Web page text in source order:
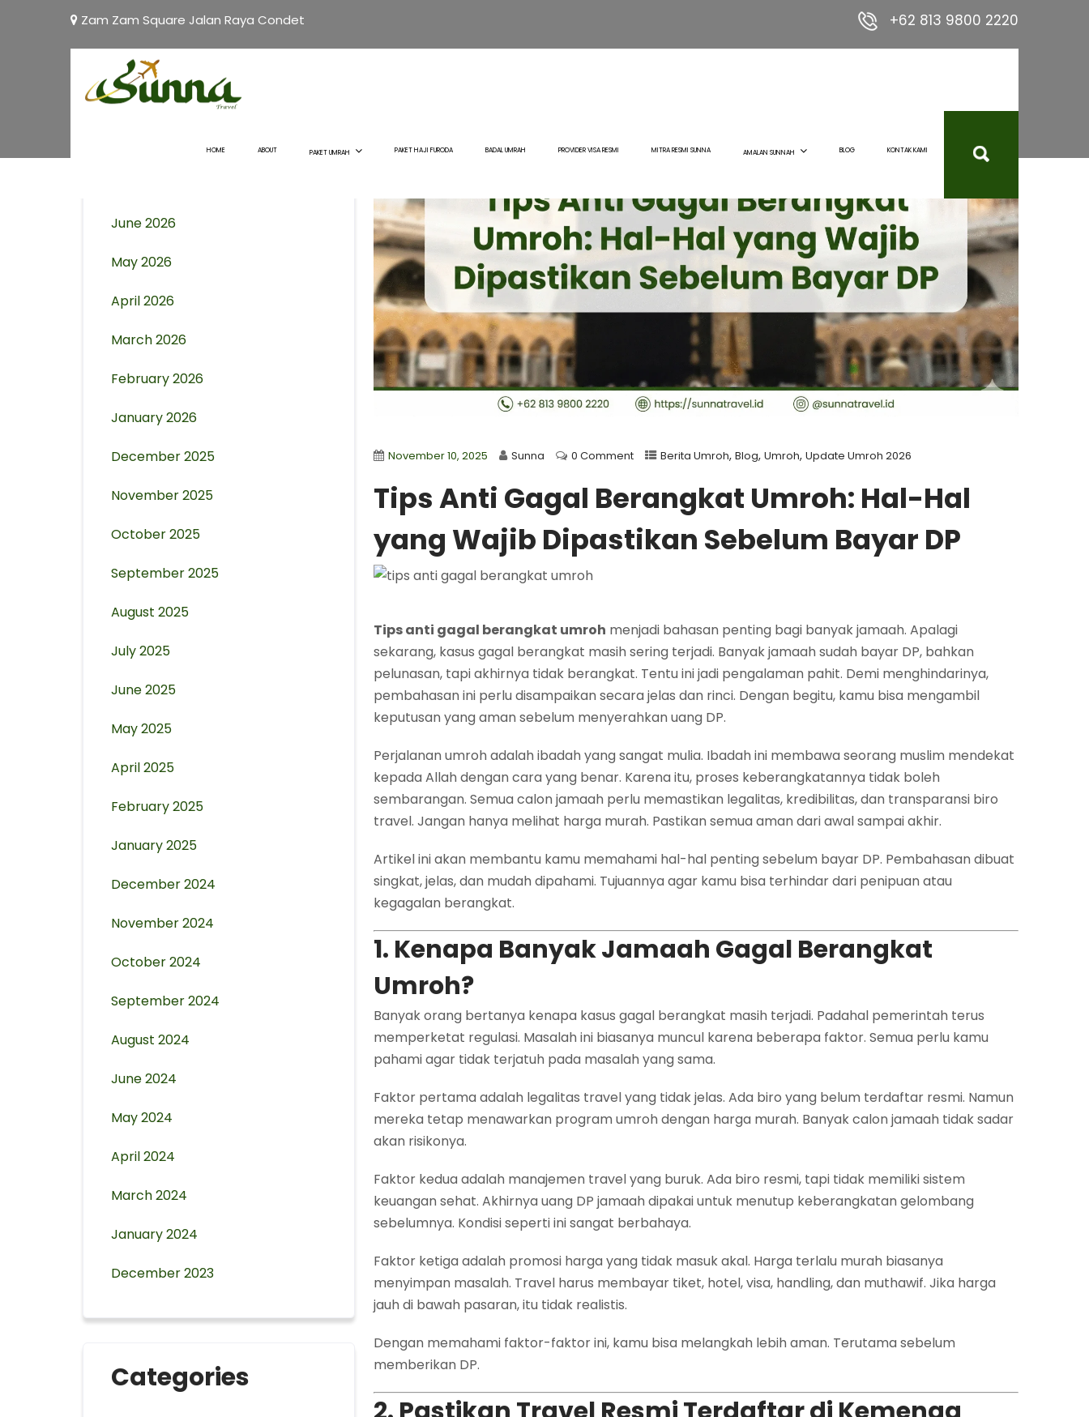
Zam Zam Square Jalan Raya Condet +62 813 9800 2220
HOME ABOUT PAKET UMRAH PAKET HAJI FURODA BADAL UMRAH PROVIDER VISA RESMI MITRA RESMI SUNNA AMALAN SUNNAH BLOG KONTAK KAMI
November 10, 2025 Sunna 0 Comment Berita Umroh,Blog,Umroh,Update Umroh 2026
Tips Anti Gagal Berangkat Umroh: Hal-Hal
yang Wajib Dipastikan Sebelum Bayar DP
Tips anti gagal berangkat umroh menjadi bahasan penting bagi banyak jamaah. Apalagi
sekarang, kasus gagal berangkat masih sering terjadi. Banyak jamaah sudah bayar DP, bahkan
pelunasan, tapi akhirnya tidak berangkat. Tentu ini jadi pengalaman pahit. Demi menghindarinya,
pembahasan ini perlu disampaikan secara jelas dan rinci. Dengan begitu, kamu bisa mengambil
keputusan yang aman sebelum menyerahkan uang DP.
Perjalanan umroh adalah ibadah yang sangat mulia. Ibadah ini membawa seorang muslim mendekat
kepada Allah dengan cara yang benar. Karena itu, proses keberangkatannya tidak boleh
sembarangan. Semua calon jamaah perlu memastikan legalitas, kredibilitas, dan transparansi biro
travel. Jangan hanya melihat harga murah. Pastikan semua aman dari awal sampai akhir.
Artikel ini akan membantu kamu memahami hal-hal penting sebelum bayar DP. Pembahasan dibuat
singkat, jelas, dan mudah dipahami. Tujuannya agar kamu bisa terhindar dari penipuan atau
kegagalan berangkat.
1. Kenapa Banyak Jamaah Gagal Berangkat
Umroh?
Banyak orang bertanya kenapa kasus gagal berangkat masih terjadi. Padahal pemerintah terus
memperketat regulasi. Masalah ini biasanya muncul karena beberapa faktor. Semua perlu kamu
pahami agar tidak terjatuh pada masalah yang sama.
Faktor pertama adalah legalitas travel yang tidak jelas. Ada biro yang belum terdaftar resmi. Namun
mereka tetap menawarkan program umroh dengan harga murah. Banyak calon jamaah tidak sadar
akan risikonya.
Faktor kedua adalah manajemen travel yang buruk. Ada biro resmi, tapi tidak memiliki sistem
keuangan sehat. Akhirnya uang DP jamaah dipakai untuk menutup keberangkatan gelombang
sebelumnya. Kondisi seperti ini sangat berbahaya.
Faktor ketiga adalah promosi harga yang tidak masuk akal. Harga terlalu murah biasanya
menyimpan masalah. Travel harus membayar tiket, hotel, visa, handling, dan muthawif. Jika harga
jauh di bawah pasaran, itu tidak realistis.
Dengan memahami faktor-faktor ini, kamu bisa melangkah lebih aman. Terutama sebelum
memberikan DP.
Archives
June 2026
May 2026
April 2026
March 2026
February 2026
January 2026
December 2025
November 2025
October 2025
September 2025
August 2025
July 2025
June 2025
May 2025
April 2025
February 2025
January 2025
December 2024
November 2024
October 2024
September 2024
August 2024
June 2024
May 2024
April 2024
March 2024
January 2024
December 2023
Categories